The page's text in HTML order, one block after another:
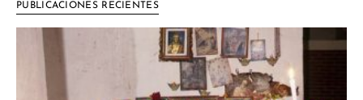
PUBLICACIONES RECIENTES